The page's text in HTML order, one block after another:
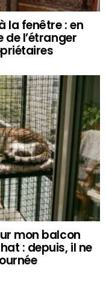
la fenêtre : en
de l’étranger
mon balcon
: depuis, il ne